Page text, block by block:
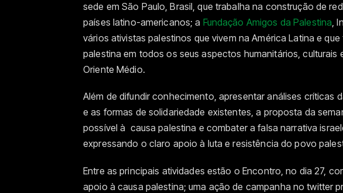
sede em São Paulo, Brasil, que trabalha na construção de
países latino-americanos; a Fundação Amigos da Palestina,
vários ativistas palestinos que vivem na América Latina e
palestina em todos os seus aspectos humanitários, culturais
Oriente Médio.
Além de difundir conhecimento, apresentar análises críticas
e as formas de solidariedade existentes, a proposta da
possível à causa palestina e combater a falsa narrativa
expressando o claro apoio à luta e resistência do povo
Entre as principais atividades estão o Encontro, no dia 27,
apoio à causa palestina; uma ação de campanha no twitter